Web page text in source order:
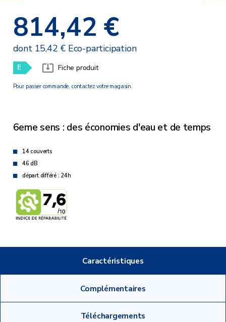
814,42 €
dont 15,42 € Eco-participation
E Fiche produit
Pour passer commande, contactez votre magasin.
6eme sens : des économies d'eau et de temps
14 couverts
46 dB
départ différé : 24h
Caractéristiques
Complémentaires
Téléchargements